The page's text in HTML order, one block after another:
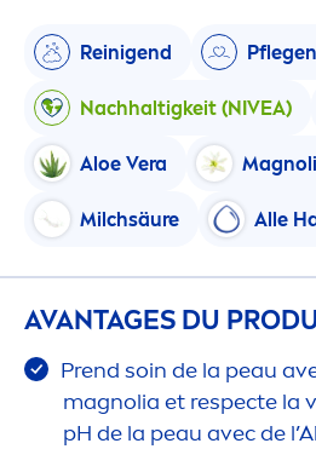
Reinigend
Nachhaltigkeit (NIVEA)
Aloe Vera
Milchsäure Alle
AVANTAGES DU
Prend soin de la peau
magnolia et respecte la
pH de la peau avec de